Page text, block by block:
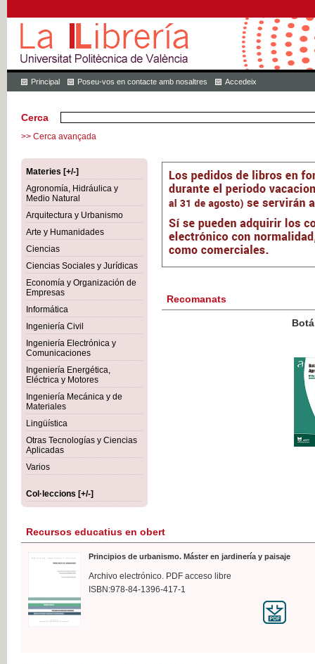
Principal Poseu-vos en contacte amb nosaltres Accedeix
Cerca
>> Cerca avançada
Materies [+/-]
Agronomía, Hidráulica y
Medio Natural
Arquitectura y Urbanismo
Arte y Humanidades
Ciencias
Ciencias Sociales y Jurídicas
Economía y Organización de
Empresas
Informática
Ingeniería Civil
Ingeniería Electrónica y
Comunicaciones
Ingeniería Energética,
Eléctrica y Motores
Ingeniería Mecánica y de
Materiales
Lingüística
Otras Tecnologías y Ciencias
Aplicadas
Varios
Col·leccions [+/-]
Recomanats
IVA
Recursos educatius en obert
Principios de urbanismo. Máster en jardinería y paisaje
Archivo electrónico. PDF acceso libre
ISBN:978-84-1396-417-1